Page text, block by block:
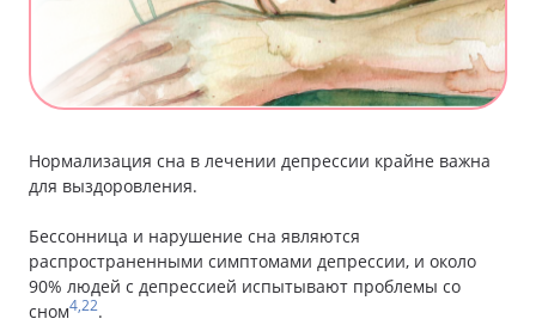
Нормализация сна в лечении депрессии крайне важна
для выздоровления.
Бессонница и нарушение сна являются
распространенными симптомами депрессии, и около
90% людей с депрессией испытывают проблемы со
сном4,22.